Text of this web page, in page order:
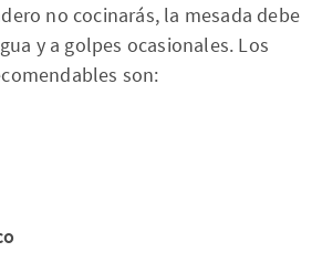
no cocinarás, la mesada debe
y a golpes ocasionales. Los
son: